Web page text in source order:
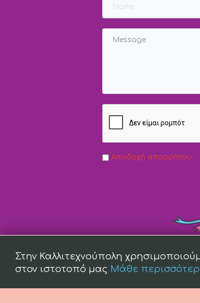
Αποδοχή απορρήτου
Στην Καλλιτεχνούπολη
στον ιστοτοπό μας Μάθε